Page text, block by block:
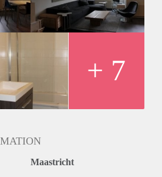
ELEKTRICITEIT, GAS,
expats, werkend koppel of 2
12 maanden.
opzichte van alle winkels
Universiteiten, centraal station
+ 7
Maastricht